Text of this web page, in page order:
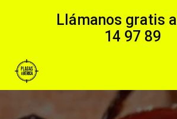
content
Llámanos gratis al
14 97 89